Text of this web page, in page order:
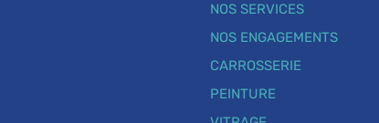
NOS SERVICES
NOS ENGAGEMENTS
CARROSSERIE
PEINTURE